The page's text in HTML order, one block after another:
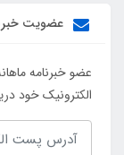
عضویت
عضو خبرنامه
الکترونیک خود